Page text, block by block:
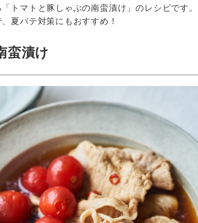
トマトと豚しゃぶの南蛮漬け」のレシピです。
夏バテ対策にもおすすめ！
蛮漬け